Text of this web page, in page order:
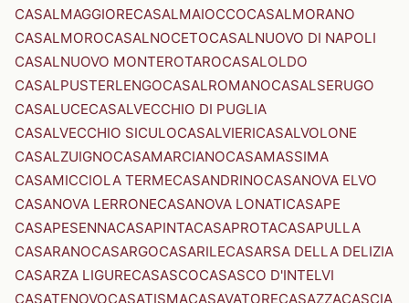
CASALMAGGIORECASALMAIOCCOCASALMORANO
CASALMOROCASALNOCETOCASALNUOVO DI NAPOLI
CASALNUOVO MONTEROTAROCASALOLDO
CASALPUSTERLENGOCASALROMANOCASALSERUGO
CASALUCECASALVECCHIO DI PUGLIA
CASALVECCHIO SICULOCASALVIERICASALVOLONE
CASALZUIGNOCASAMARCIANOCASAMASSIMA
CASAMICCIOLA TERMECASANDRINOCASANOVA ELVO
CASANOVA LERRONECASANOVA LONATICASAPE
CASAPESENNACASAPINTACASAPROTACASAPULLA
CASARANOCASARGOCASARILECASARSA DELLA DELIZIA
CASARZA LIGURECASASCOCASASCO D'INTELVI
CASATENOVOCASATISMACASAVATORECASAZZACASCIA